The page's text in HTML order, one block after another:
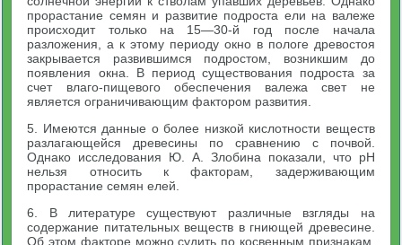
прорастание семян и развитие подроста ели на валеже
происходит только на 15—30-й год после начала
разложения, а к этому периоду окно в пологе древостоя
закрывается развившимся подростом, возникшим до
появления окна. В период существования подроста за
счет влаго-пищевого обеспечения валежа свет не
является ограничивающим фактором развития.
5. Имеются данные о более низкой кислотности веществ
разлагающейся древесины по сравнению с почвой.
Однако исследования Ю. А. Злобина показали, что pH
нельзя относить к факторам, задерживающим
прорастание семян елей.
6. В литературе существуют различные взгляды на
содержание питательных веществ в гниющей древесине.
Об этом факторе можно судить по косвенным признакам.